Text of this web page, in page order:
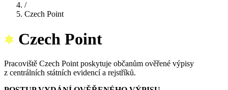
/
Czech Point
Czech Point
Pracoviště Czech Point poskytuje občanům ověřené výpisy
z centrálních státních evidencí a rejstříků.